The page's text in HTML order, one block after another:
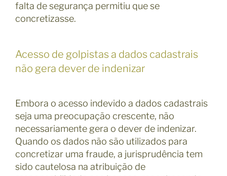
falta de segurança permitiu que se
concretizasse.
Acesso de golpistas a dados cadastrais
não gera dever de indenizar
Embora o acesso indevido a dados cadastrais
seja uma preocupação crescente, não
necessariamente gera o dever de indenizar.
Quando os dados não são utilizados para
concretizar uma fraude, a jurisprudência tem
sido cautelosa na atribuição de